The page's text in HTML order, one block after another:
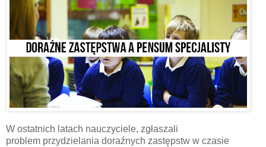
W ostatnich latach nauczyciele, zgłaszali
problem przydzielania doraźnych zastępstw w czasie